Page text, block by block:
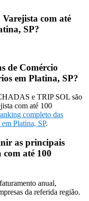
Varejista com até
SP?
de Comércio
em Platina, SP?
e TRIP SOL são
com até 100
completo das
Platina, SP.
as principais
com até 100
anual,
da referida região.